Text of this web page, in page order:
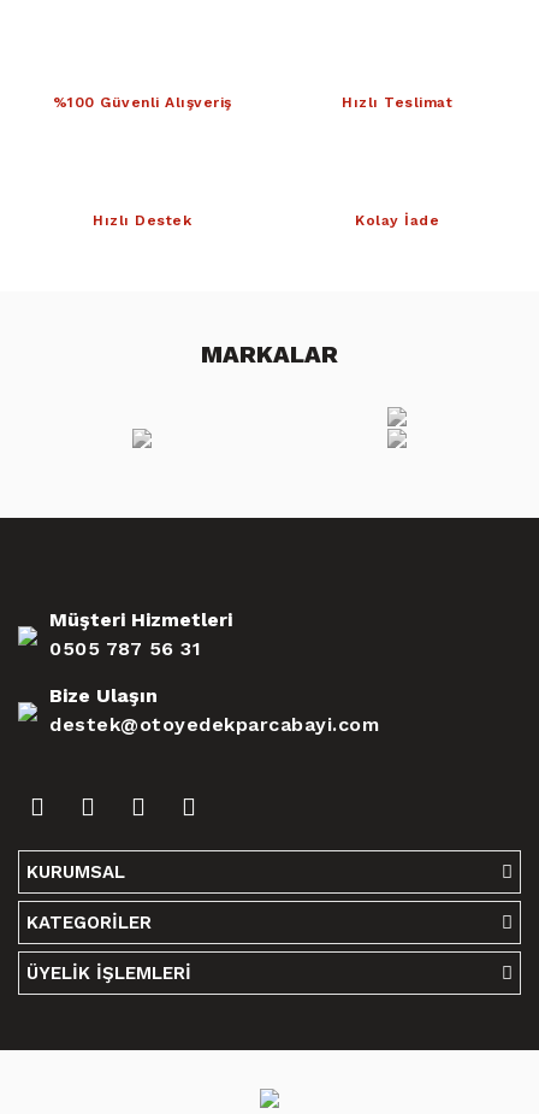
%100 Güvenli Alışveriş Hızlı Teslimat
Hızlı Destek Kolay İade
MARKALAR
Müşteri Hizmetleri
0505 787 56 31
Bize Ulaşın
destek@otoyedekparcabayi.com
KURUMSAL
KATEGORİLER
ÜYELİK İŞLEMLERİ